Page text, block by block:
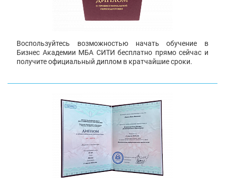
Воспользуйтесь возможностью начать обучение в
Бизнес Академии МБА СИТИ бесплатно прямо сейчас и
получите официальный диплом в кратчайшие сроки.